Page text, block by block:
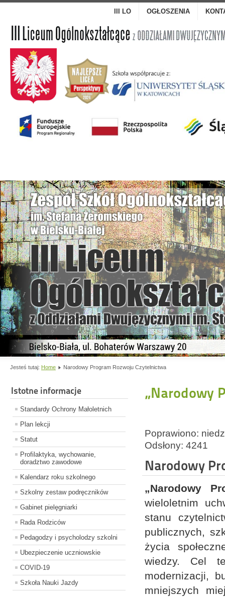
III LO OGŁOSZENIA
Jesteś tutaj: Home Narodowy Program Rozwoju Czytelnictwa
Istotne informacje
Standardy Ochrony Małoletnich
Plan lekcji
Statut
Profilaktyka, wychowanie,
doradztwo zawodowe
Kalendarz roku szkolnego
Szkolny zestaw podręczników
Gabinet pielęgniarki
Rada Rodziców
Pedagodzy i psycholodzy szkolni
Ubezpieczenie uczniowskie
COVID-19
Szkoła Nauki Jazdy
„Narodowy
Poprawiono:
Odsłony: 4241
Narodowy
„Narodowy
wieloletnim
stanu
publicznych,
życia
wiedzy. Cel
modernizacji,
mniejszych